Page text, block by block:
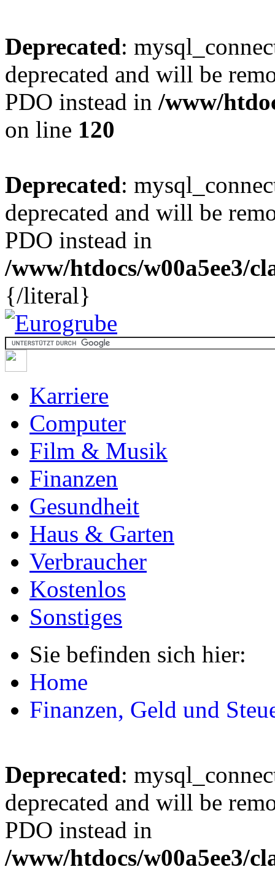
Deprecated:
deprecated and will be
PDO instead in /www/
on line 120
Deprecated:
deprecated and will be
PDO instead in
/www/htdocs/w00a5ee3/
{/literal}
Karriere
Computer
Film & Musik
Finanzen
Gesundheit
Haus & Garten
Verbraucher
Kostenlos
Sonstiges
Sie befinden sich hier:
Home
Finanzen, Geld und
Deprecated:
deprecated and will be
PDO instead in
/www/htdocs/w00a5ee3/